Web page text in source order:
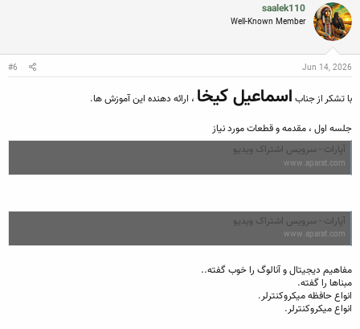
saalek110
Well-Known Member
Jun 14, 2026
#6
با تشکر از جناب اسماعیل کیخا ، ارائه دهنده این آموزش ها.
جلسه اول ، مقدمه و قطعات مورد نیاز
آپارات - سرویس اشتراک ویدیو
www.aparat.com
آپارات - سرویس اشتراک ویدیو
www.aparat.com
مفاهیم دیجیتال و آنالوگ را خوب گفته..
مبناها را گفته.
انواع حافظه میکروکنترلر.
انواع میکروکنترلر.